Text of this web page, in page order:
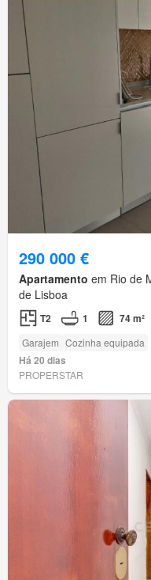
290 000 €
Apartamento em Rio de
de Lisboa
T2 1 74 m²
Garajem Cozinha equipada
Há 20 dias
PROPERSTAR